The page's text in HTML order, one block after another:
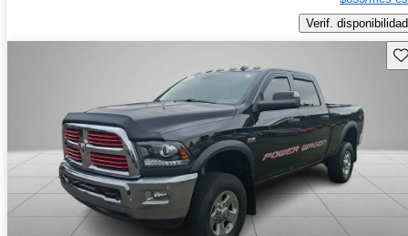
Verif. disponibilidad